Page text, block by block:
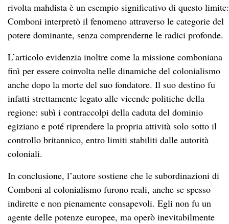
rivolta mahdista è un esempio significativo di questo limite:
Comboni interpretò il fenomeno attraverso le categorie del
potere dominante, senza comprenderne le radici profonde.
L’articolo evidenzia inoltre come la missione comboniana
finì per essere coinvolta nelle dinamiche del colonialismo
anche dopo la morte del suo fondatore. Il suo destino fu
infatti strettamente legato alle vicende politiche della
regione: subì i contraccolpi della caduta del dominio
egiziano e poté riprendere la propria attività solo sotto il
controllo britannico, entro limiti stabiliti dalle autorità
coloniali.
In conclusione, l’autore sostiene che le subordinazioni di
Comboni al colonialismo furono reali, anche se spesso
indirette e non pienamente consapevoli. Egli non fu un
agente delle potenze europee, ma operò inevitabilmente